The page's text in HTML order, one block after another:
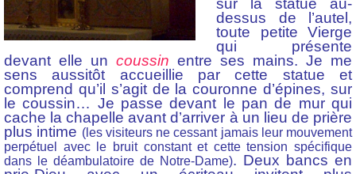
sur la statue au-
dessus de l’autel,
toute petite Vierge
qui présente
devant elle un coussin entre ses mains. Je me
sens aussitôt accueillie par cette statue et
comprend qu’il s’agit de la couronne d’épines, sur
le coussin… Je passe devant le pan de mur qui
cache la chapelle avant d’arriver à un lieu de prière
plus intime (les visiteurs ne cessant jamais leur mouvement
perpétuel avec le bruit constant et cette tension spécifique
dans le déambulatoire de Notre-Dame). Deux bancs en